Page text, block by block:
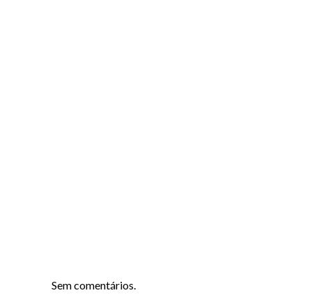
Sem comentários.